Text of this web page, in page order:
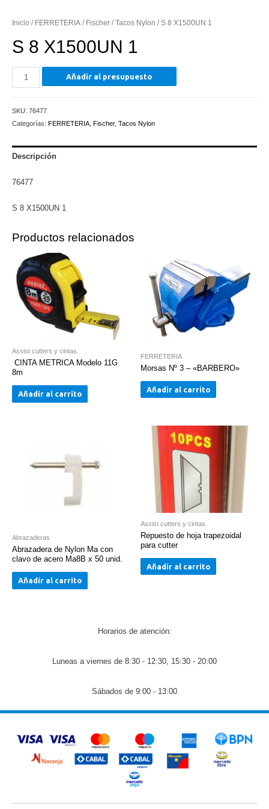
Inicio / FERRETERIA / Fischer /Tacos Nylon / S 8 X1500UN 1
S 8 X1500UN 1
8
1
cantidad
Añadir al presupuesto
SKU: 76477
Categorías: FERRETERIA Fischer, Tacos Nylon
Descripción
76477
S 8 X1500UN 1
Productos relacionados
Assist cutters y cintas.
CINTA METRICA Modelo 11G
8m
Añadir al carrito
FERRETERIA
Morsas Nº 3 – «BARBERO»
Añadir al carrito
Abrazaderas
Abrazadera de Nylon Ma con
clavo de acero Ma8B x 50 unid.
Añadir al carrito
Assist cutters y cintas.
Repuesto de hoja trapezoidal
para cutter
Añadir al carrito
Horarios de atención:
Luneas a viernes de 8:30 - 12:30, 15:30 - 20:00
Sábados de 9:00 - 13:00